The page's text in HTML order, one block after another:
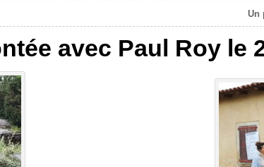
Un
avec Paul Roy le